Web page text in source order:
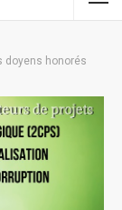
doyens honorés